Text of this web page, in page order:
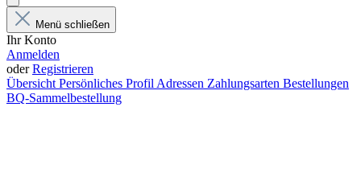
Menü schließen
Ihr Konto
Anmelden
oderRegistrieren
Übersicht Persönliches Profil Adressen Zahlungsarten Bestellungen
BQ-Sammelbestellung